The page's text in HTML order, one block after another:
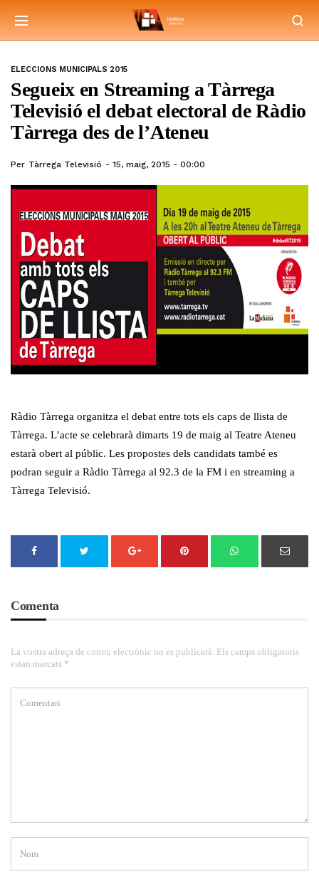
ELECCIONS MUNICIPALS 2015
Segueix en Streaming a Tàrrega
Televisió el debat electoral de Ràdio
Tàrrega des de l’Ateneu
Per Tàrrega Televisió 15, maig, 2015 - 00:00
Ràdio Tàrrega organitza el debat entre tots els caps de llista de
Tàrrega. L’acte se celebrarà dimarts 19 de maig al Teatre Ateneu
estarà obert al públic. Les propostes dels candidats també es
podran seguir a Ràdio Tàrrega al 92.3 de la FM i en streaming a
Tàrrega Televisió.
Comenta
La vostra adreça de correu electrònic no es publicarà. Els camps obligatoris
estan marcats *